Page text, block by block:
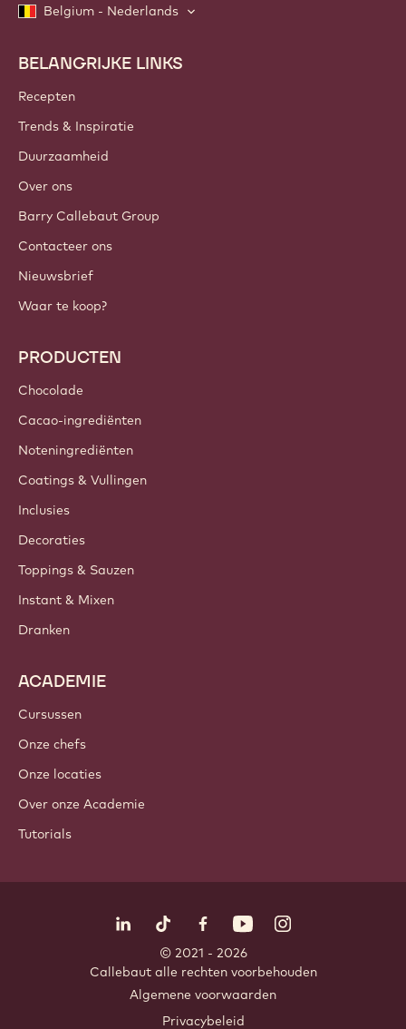
Belgium - Nederlands
Footer
Callebaut
BELANGRIJKE LINKS
Recepten
Trends & Inspiratie
Duurzaamheid
Over ons
Barry Callebaut Group
Contacteer ons
Nieuwsbrief
Waar te koop?
PRODUCTEN
Chocolade
Cacao-ingrediënten
Noteningrediënten
Coatings & Vullingen
Inclusies
Decoraties
Toppings & Sauzen
Instant & Mixen
Dranken
ACADEMIE
Cursussen
Onze chefs
Onze locaties
Over onze Academie
Tutorials
LinkedIn Opens in a new window.
TikTok Opens in a new window.
Facebook Opens in a new
YouTubeInstagram
© 2021 - 2026
Callebaut. alle rechten voorbehouden
Algemene voorwaarden
Privacybeleid